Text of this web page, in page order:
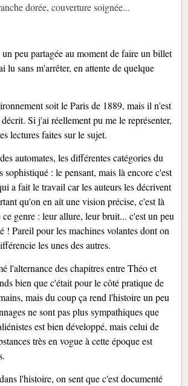
dorée, couverture soignée...
peu partagée au moment de faire un billet
lu sans m'arrêter, en attente de quelque
soit le Paris de 1889, mais il n'est
Si j'ai réellement pu me le représenter,
lectures faites sur le sujet.
automates, les différentes catégories du
sophistiqué : le pensant, mais là encore c'est
a fait le travail car les auteurs les décrivent
qu'on en ait une vision précise, c'est là
ce genre : leur allure, leur bruit... c'est un peu
! Pareil pour les machines volantes dont on
les unes des autres.
l'alternance des chapitres entre Théo et
bien que c'était pour le côté pratique de
mais du coup ça rend l'histoire un peu
ne sont pas plus sympathiques que
est bien développé, mais celui de
très en vogue à cette époque est
l'histoire, on sent que c'est documenté